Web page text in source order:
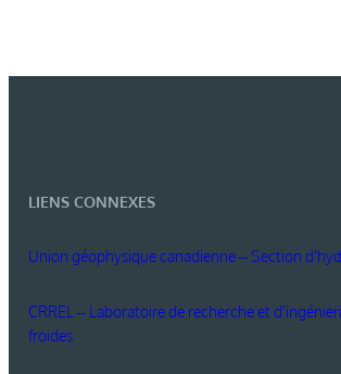
LIENS CONNEXES
Union géophysique canadienne – Section
CRREL – Laboratoire de recherche et
froides